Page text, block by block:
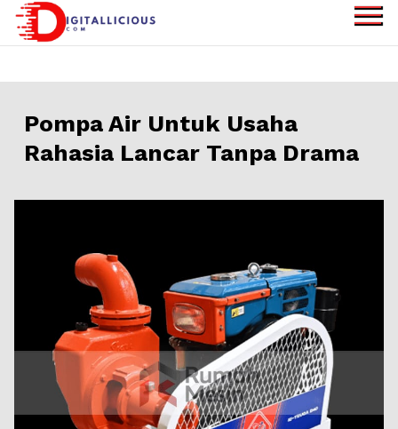
Skip
Information
Pompa Air Untuk Usaha
Rahasia Lancar Tanpa Drama